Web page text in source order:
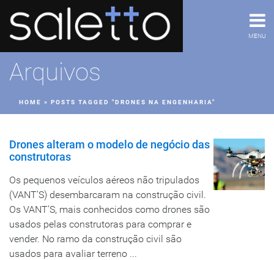
MENU
Arquivos
HOME » POSTS TAGGED "DRONES NA ENGENHARIA"
Drones alteram o modelo de negócio das
construtoras
Os pequenos veículos aéreos não tripulados
(VANT’S) desembarcaram na construção civil.
Os VANT’S, mais conhecidos como drones são
usados pelas construtoras para comprar e
vender. No ramo da construção civil são
usados para avaliar terreno ...